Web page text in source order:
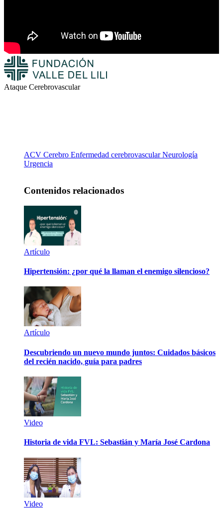
Ataque Cerebrovascular
ACV Cerebro Enfermedad cerebrovascularNeurología
Urgencia
Contenidos relacionados
Artículo
Hipertensión: ¿por qué la llaman el enemigo silencioso?
Artículo
Descubriendo un nuevo mundo juntos: Cuidados básicos
del recién nacido, guía para padres
Video
Historia de vida FVL: Sebastián y María José Cardona
Video